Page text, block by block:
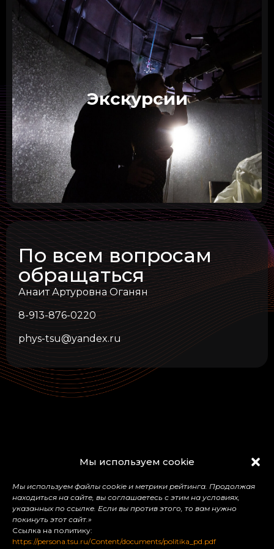
Мы используем cookie
Мы используем файлы cookie и метрики рейтинга. Продолжая
находиться на сайте, вы соглашаетесь с этим на условиях,
указанных по ссылке. Если вы против этого, то вам нужно
покинуть этот сайт.»
Ссылка на политику:
https://persona.tsu.ru/Content/documents/politika_pd.pdf
Экскурсии
Мы предлагаем увлекательные и
познавательные туры, которые помогут
вам окунуться в мир физики и узнать
больше о наших исследованиях,
истории и лабораториях.
Узнать больше
По всем вопросам
обращаться
Анаит Артуровна Оганян
8-913-876-0220
phys-tsu@yandex.ru
Физический
dean@phys.tsu.ru
+7 (3822) 529-651